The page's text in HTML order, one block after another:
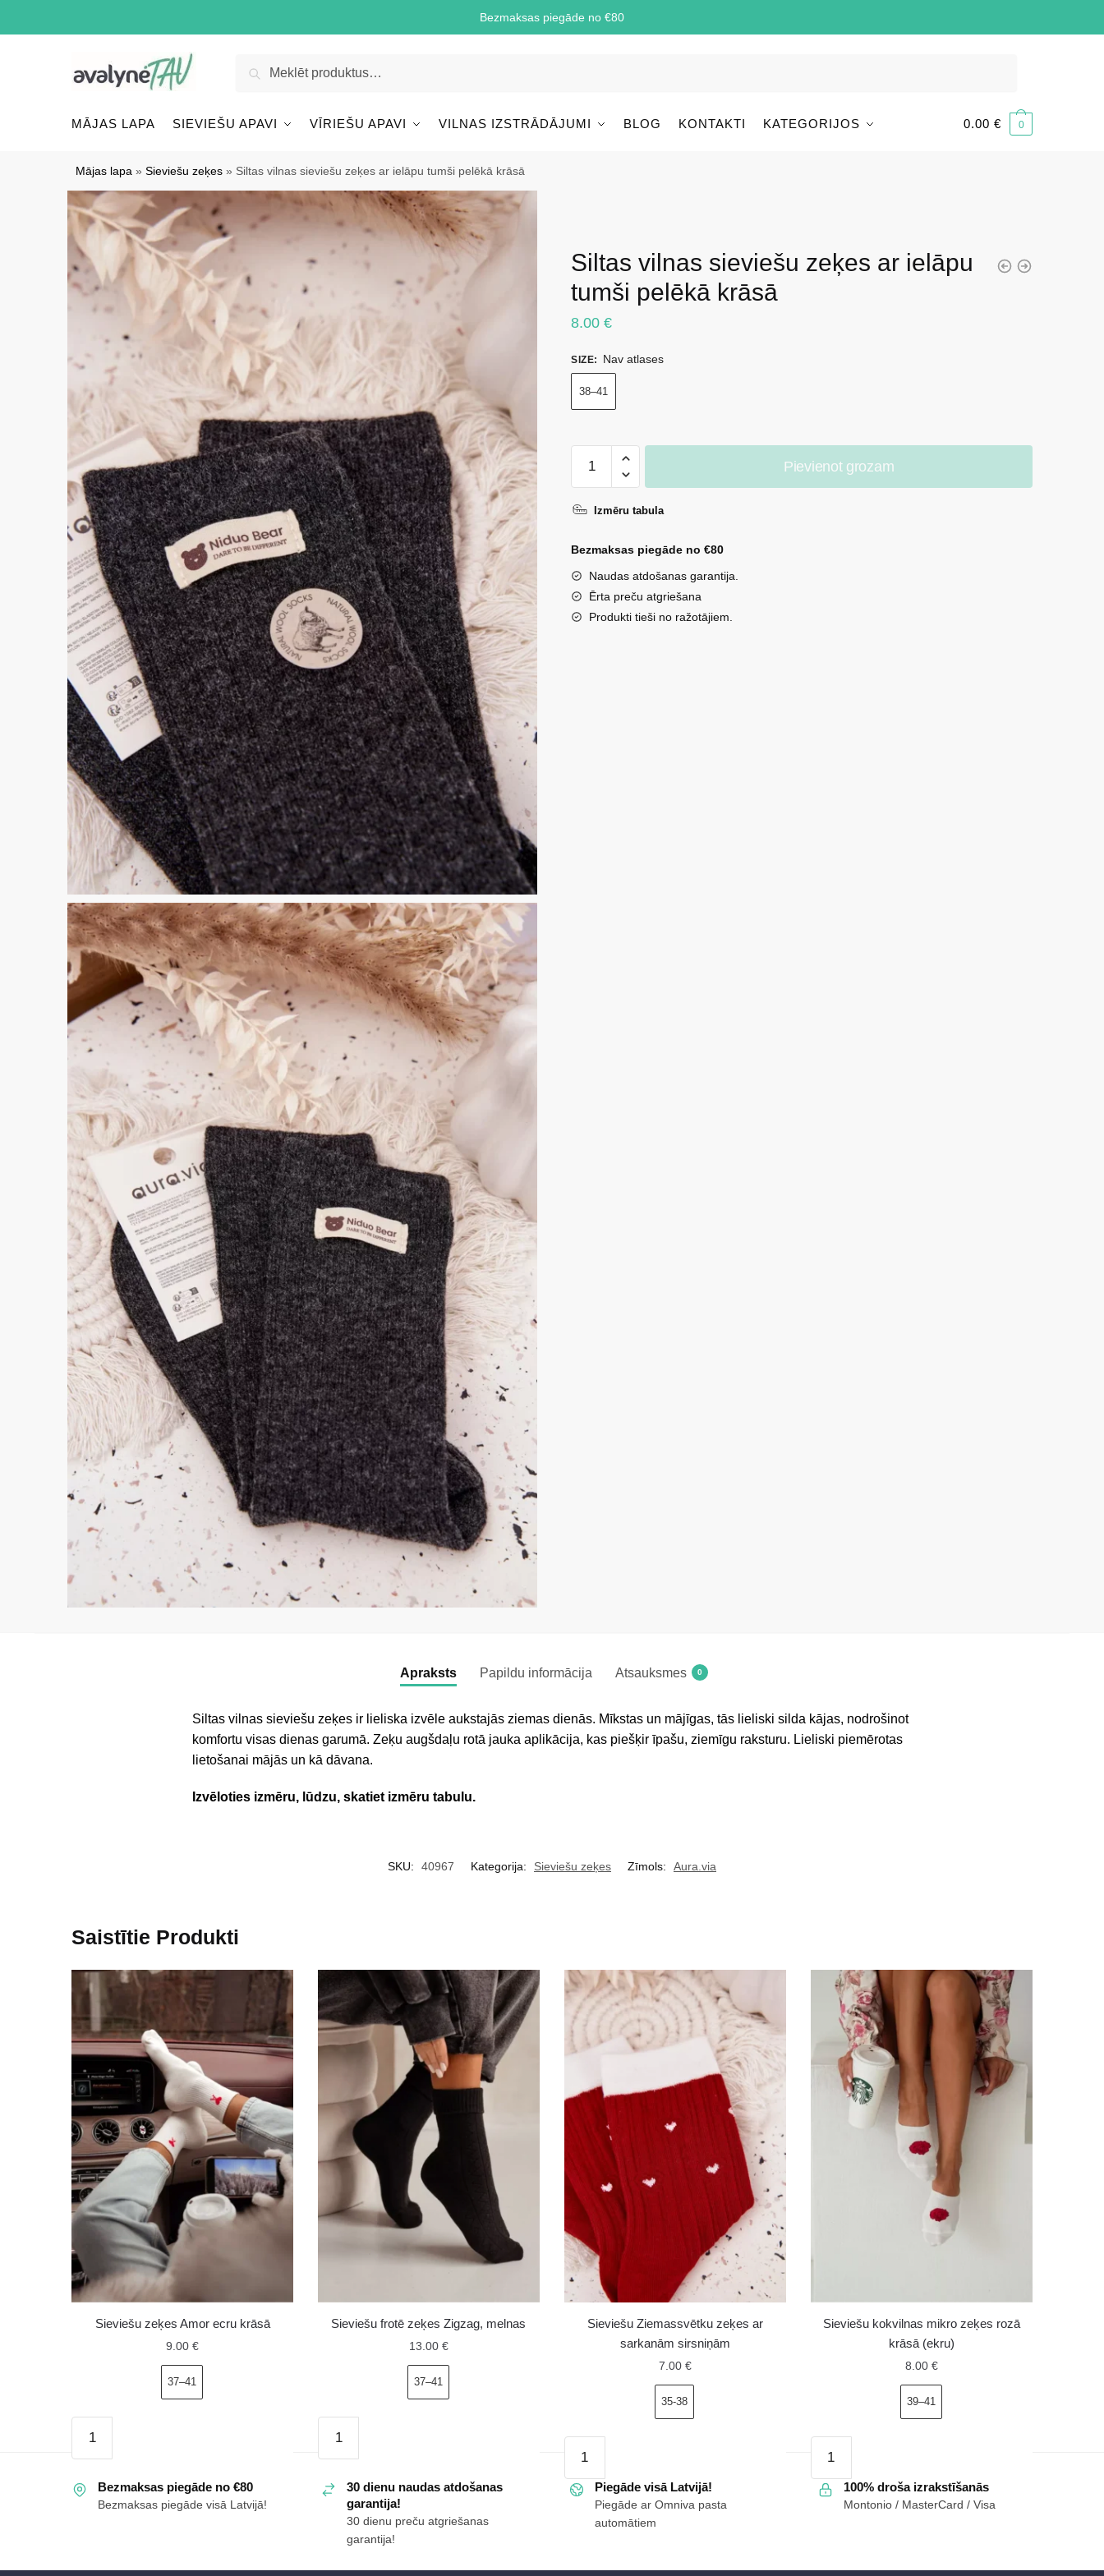
Bezmaksas piegāde no €80
Meklēt
MĀJAS LAPA SIEVIEŠU APAVI VĪRIEŠU APAVI VILNAS IZSTRĀDĀJUMI BLOG KONTAKTI KATEGORIJOS 0.00 € 0
Mājas lapa »Sieviešu zeķes » Siltas vilnas sieviešu zeķes ar ielāpu tumši pelēkā krāsā
Siltas vilnas sieviešu zeķes ar ielāpu
tumši pelēkā krāsā
8.00€
SIZE: Nav atlases
38–41
vilnas
zeķes
ielāpu
tumši
pelēkā
krāsā
Pievienot grozam
Izmēru tabula
Bezmaksas piegāde no €80
Naudas atdošanas garantija.
Ērta preču atgriešana
Produkti tieši no ražotājiem.
Apraksts Papildu informācija Atsauksmes 0
Siltas vilnas sieviešu zeķes ir lieliska izvēle aukstajās ziemas dienās. Mīkstas un mājīgas, tās lieliski silda kājas, nodrošinot
komfortu visas dienas garumā. Zeķu augšdaļu rotā jauka aplikācija, kas piešķir īpašu, ziemīgu raksturu. Lieliski piemērotas
lietošanai mājās un kā dāvana.
Izvēloties izmēru, lūdzu, skatiet izmēru tabulu.
SKU: 40967 Kategorija: Sieviešu zeķes Zīmols: Aura.via
Saistītie Produkti
Sieviešu zeķes Amor ecru krāsā
9.00 €
37–41
zeķes
ecru
krāsā
Sieviešu frotē zeķes Zigzag, melnas
13.00 €
37–41
frotē
Zigzag,
melnas
daudzums
Sieviešu Ziemassvētku zeķes ar
sarkanām sirsniņām
7.00 €
35-38
Ziemassvētku
zeķes
sarkanām
daudzums
Sieviešu kokvilnas mikro zeķes rozā
krāsā (ekru)
8.00 €
39–41
kokvilnas
mikro
(ekru)
Bezmaksas piegāde no €80
Bezmaksas piegāde visā Latvijā!
30 dienu naudas atdošanas
garantija!
30 dienu preču atgriešanas
garantija!
Piegāde visā Latvijā!
Piegāde ar Omniva pasta
automātiem
100% droša izrakstīšanās
Montonio / MasterCard / Visa